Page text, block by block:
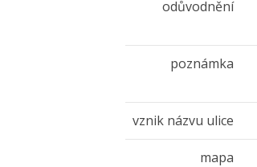
odůvodnění
poznámka
vznik názvu ulice
mapa